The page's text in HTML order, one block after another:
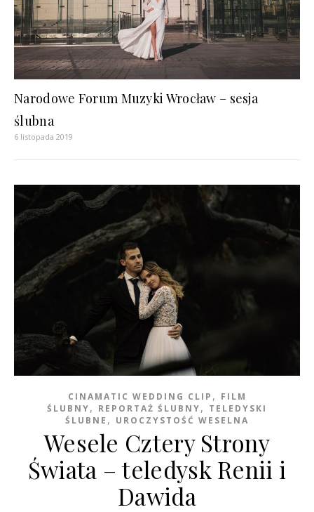
Narodowe Forum Muzyki Wrocław – sesja
ślubna
6 listopada 2019
CINAMATIC WEDDING CLIP , FILM
ŚLUBNY, REPORTAŻ ŚLUBNY, TELEDYSKI
ŚLUBNE , UROCZYSTOŚĆ WESELNA
Wesele Cztery Strony
Świata – teledysk Renii i
Dawida